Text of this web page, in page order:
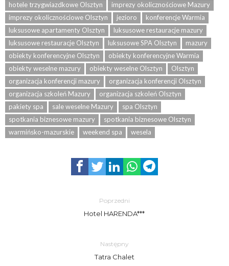
hotele trzygwiazdkowe Olsztyn
imprezy okolicznościowe Mazury
imprezy okolicznościowe Olsztyn
jezioro
konferencje Warmia
luksusowe apartamenty Olsztyn
luksusowe restauracje mazury
luksusowe restauracje Olsztyn
luksusowe SPA Olsztyn
mazury
obiekty konferencyjne Olsztyn
obiekty konferencyjne Warmia
obiekty weselne mazury
obiekty weselne Olsztyn
Olsztyn
organizacja konferencji mazury
organizacja konferencji Olsztyn
organizacja szkoleń Mazury
organizacja szkoleń Olsztyn
pakiety spa
sale weselne Mazury
spa Olsztyn
spotkania biznesowe mazury
spotkania biznesowe Olsztyn
warmińsko-mazurskie
weekend spa wesela
Poprzedni
Hotel HARENDA***
Następny
Tatra Chalet